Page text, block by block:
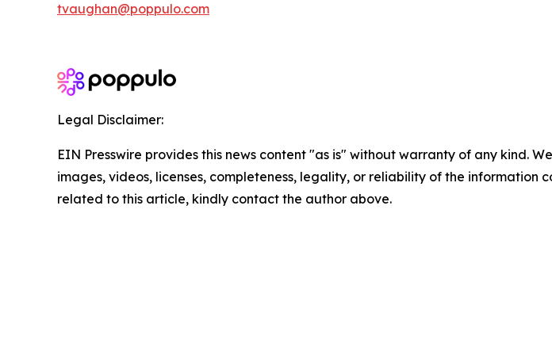
tvaughan@poppulo.com
Legal Disclaimer:
EIN Presswire provides this news content "as is" without warranty of any kind.
images, videos, licenses, completeness, legality, or reliability of the
related to this article, kindly contact the author above.